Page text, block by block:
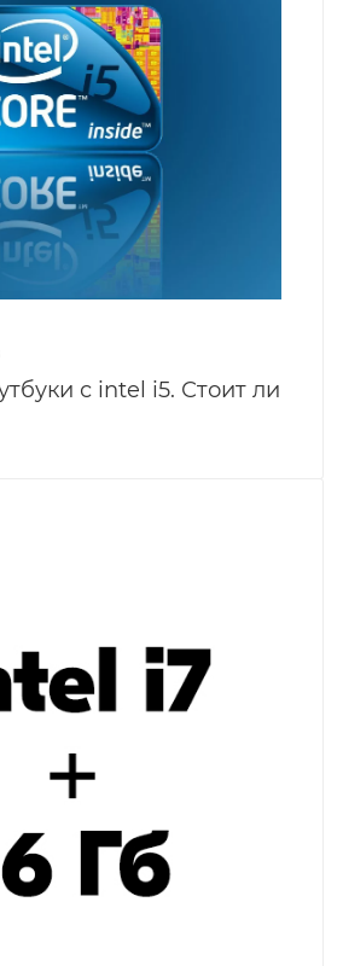
с intel i5. Стоит ли